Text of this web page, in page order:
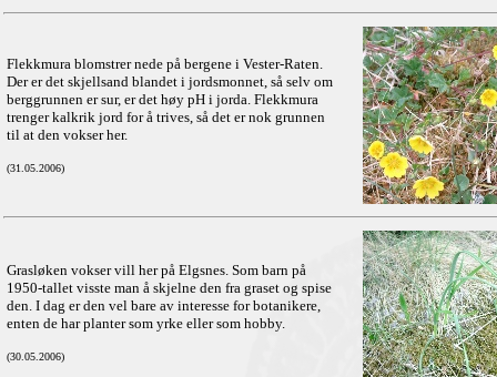
Flekkmura blomstrer nede på bergene i Vester-Raten.
Der er det skjellsand blandet i jordsmonnet, så selv om
berggrunnen er sur, er det høy pH i jorda. Flekkmura
trenger kalkrik jord for å trives, så det er nok grunnen
til at den vokser her.
(31.05.2006)
Grasløken vokser vill her på Elgsnes. Som barn på
1950-tallet visste man å skjelne den fra graset og spise
den. I dag er den vel bare av interesse for botanikere,
enten de har planter som yrke eller som hobby.
(30.05.2006)